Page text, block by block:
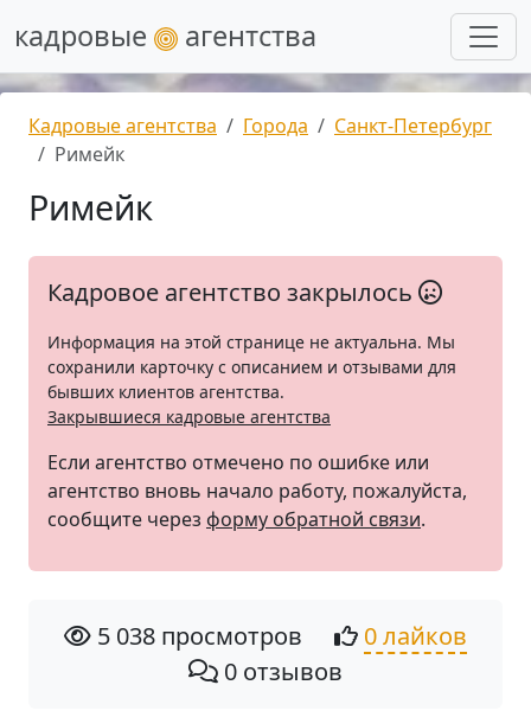
кадровые агентства
Кадровые агентства Города
Санкт-Петербург
Римейк
Римейк
Кадровое агентство закрылось
Информация на этой странице не актуальна. Мы
сохранили карточку с описанием и отзывами для
бывших клиентов агентства.
Закрывшиеся кадровые агентства
Если агентство отмечено по ошибке или
агентство вновь начало работу, пожалуйста,
сообщите через форму обратной связи.
5 038 просмотров
0 лайков
0 отзывов